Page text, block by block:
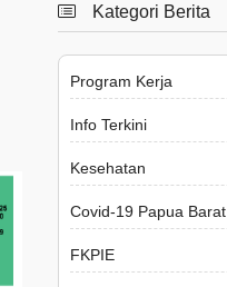
Kategori Berita
Program Kerja
Info Terkini
Kesehatan
Covid-19 Papua Barat
FKPIE